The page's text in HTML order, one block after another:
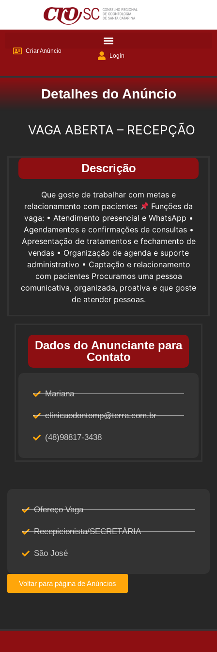
Criar Anúncio
Login
Detalhes do Anúncio
VAGA ABERTA – RECEPÇÃO
Descrição
Que goste de trabalhar com metas e
relacionamento com pacientes
Funções da
vaga: • Atendimento presencial e WhatsApp •
Agendamentos e confirmações de consultas •
Apresentação de tratamentos e fechamento de
vendas • Organização de agenda e suporte
administrativo • Captação e relacionamento
com pacientes Procuramos uma pessoa
comunicativa, organizada, proativa e que goste
de atender pessoas.
Dados do Anunciante para
Contato
Mariana
clinicaodontomp@terra.com.br
(48)98817-3438
Ofereço Vaga
Recepicionista/SECRETÁRIA
São José
Voltar para página de Anúncios